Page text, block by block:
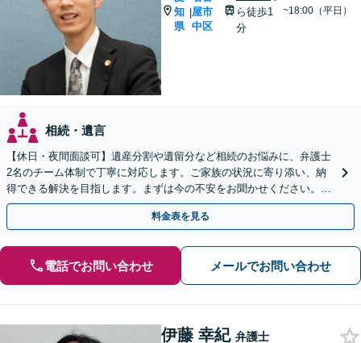
知
県
|屋市
中区
ら徒歩1
分
~18:00（平日）
相続・遺言
【休日・夜間面談可】遺産分割や遺留分など相続のお悩みに、弁護士
2名のチーム体制で丁寧に対応します。ご家族の状況に寄り添い、納
得できる解決を目指します。まずは今の不安をお聞かせください。
【メール・WEB相談可】
料金表を見る
電話でお問い合わせ メールでお問い合わせ
伊藤 幸紀 弁護士